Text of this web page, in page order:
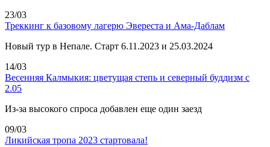
23/03
Треккинг к базовому лагерю Эвереста и Ама-Даблам
Новый тур в Непале. Старт 6.11.2023 и 25.03.2024
14/03
Весенняя Калмыкия: цветущая степь и северный буддизм с
2.05
Из-за высокого спроса добавлен еще один заезд
09/03
Ликийская тропа 2023 стартовала!